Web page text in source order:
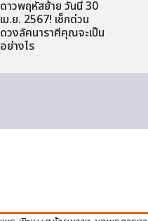
ดาวพฤหัสย้าย วันนี้ 30
เม.ย. 2567! เช็กด่วน
ดวงลัคนาราศีคุณจะเป็น
อย่างไร